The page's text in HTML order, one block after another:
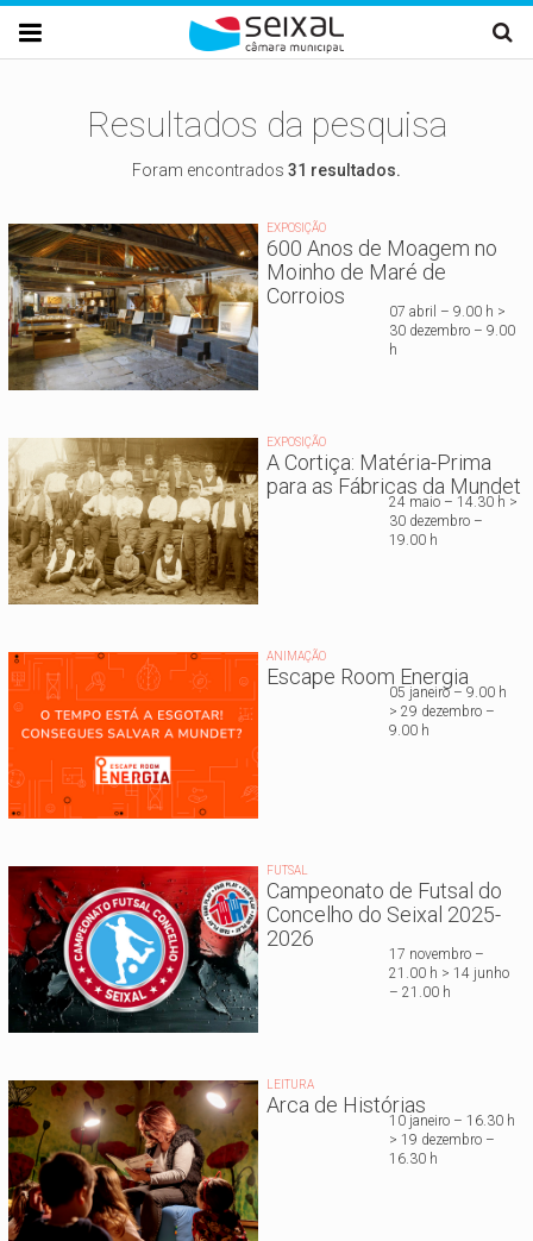
Passar para o conteúdo principal

Resultados da pesquisa
Foram encontrados 31 resultados.
EXPOSIÇÃO
600 Anos de Moagem no
Moinho de Maré de
Corroios
07 abril – 9.00 h >
30 dezembro – 9.00
h
EXPOSIÇÃO
A Cortiça: Matéria-Prima
para as Fábricas da Mundet
24 maio – 14.30 h >
30 dezembro –
19.00 h
ANIMAÇÃO
Escape Room Energia
05 janeiro – 9.00 h
> 29 dezembro –
9.00 h
FUTSAL
Campeonato de Futsal do
Concelho do Seixal 2025-
2026
17 novembro –
21.00 h > 14 junho
– 21.00 h
LEITURA
Arca de Histórias
10 janeiro – 16.30 h
> 19 dezembro –
16.30 h